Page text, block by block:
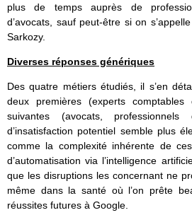
plus de temps auprès de
d’avocats, sauf peut-être si on
Sarkozy.
Diverses réponses génériques
Des quatre métiers étudiés, il s’en
deux premières (experts
suivantes (avocats,
d’insatisfaction potentiel semble plus
comme la complexité inhérente de
d’automatisation via l’intelligence
que les disruptions les concernant ne
même dans la santé où l’on prête
réussites futures à Google.